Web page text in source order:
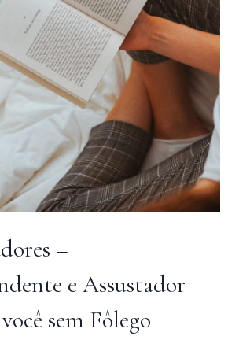
–
e Assustador
sem Fôlego